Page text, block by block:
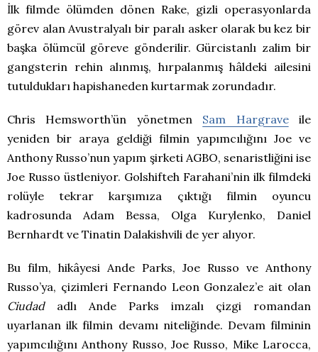
İlk filmde ölümden dönen Rake, gizli operasyonlarda
görev alan Avustralyalı bir paralı asker olarak bu kez bir
başka ölümcül göreve gönderilir. Gürcistanlı zalim bir
gangsterin rehin alınmış, hırpalanmış hâldeki ailesini
tutuldukları hapishaneden kurtarmak zorundadır.
Chris Hemsworth’ün yönetmen Sam Hargraveile
yeniden bir araya geldiği filmin yapımcılığını Joe ve
Anthony Russo’nun yapım şirketi AGBO, senaristliğini ise
Joe Russo üstleniyor. Golshifteh Farahani’nin ilk filmdeki
rolüyle tekrar karşımıza çıktığı filmin oyuncu
kadrosunda Adam Bessa, Olga Kurylenko, Daniel
Bernhardt ve Tinatin Dalakishvili de yer alıyor.
Bu film, hikâyesi Ande Parks, Joe Russo ve Anthony
Russo’ya, çizimleri Fernando Leon Gonzalez’e ait olan
Ciudadadlı Ande Parks imzalı çizgi romandan
uyarlanan ilk filmin devamı niteliğinde. Devam filminin
yapımcılığını Anthony Russo, Joe Russo, Mike Larocca,